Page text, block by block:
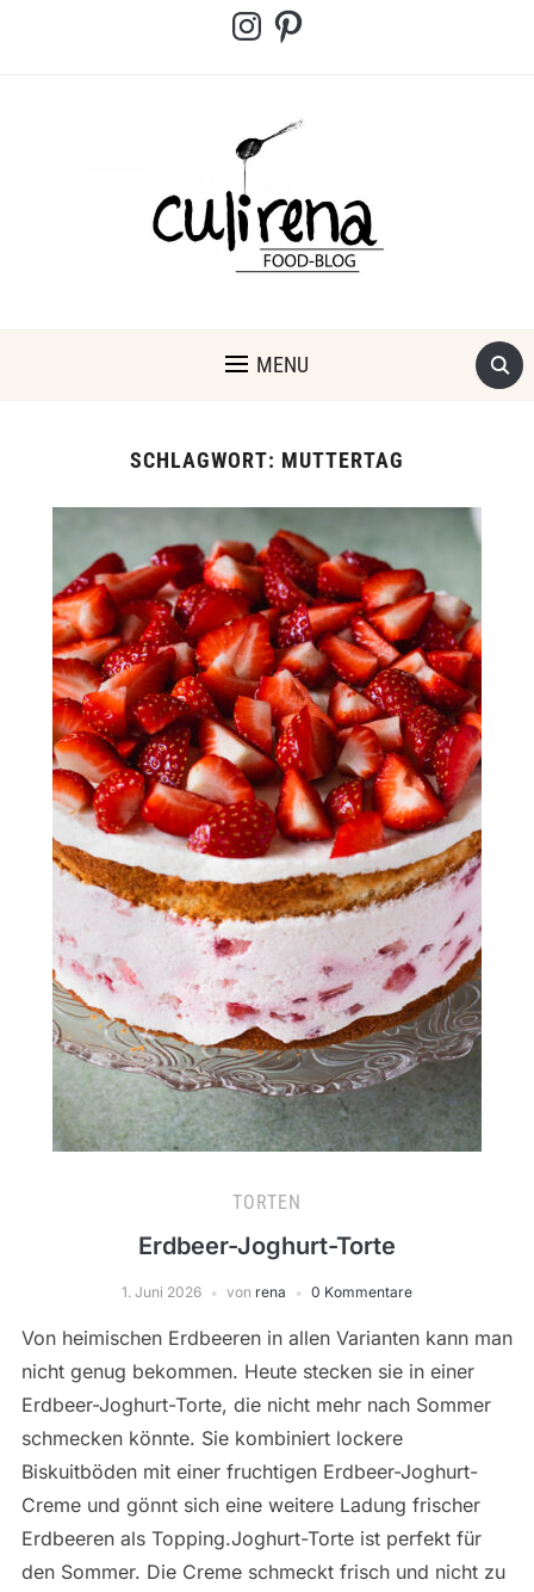
InstagramPinterest
MENU
SCHLAGWORT: MUTTERTAG
TORTEN
Erdbeer-Joghurt-Torte
1. Juni 2026 von rena 0 Kommentare
Von heimischen Erdbeeren in allen Varianten kann man
nicht genug bekommen. Heute stecken sie in einer
Erdbeer-Joghurt-Torte, die nicht mehr nach Sommer
schmecken könnte. Sie kombiniert lockere
Biskuitböden mit einer fruchtigen Erdbeer-Joghurt-
Creme und gönnt sich eine weitere Ladung frischer
Erdbeeren als Topping.Joghurt-Torte ist perfekt für
den Sommer. Die Creme schmeckt frisch und nicht zu